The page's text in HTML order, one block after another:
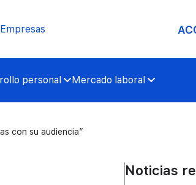
personal Mercado laboral
con su audiencia”
Noticias